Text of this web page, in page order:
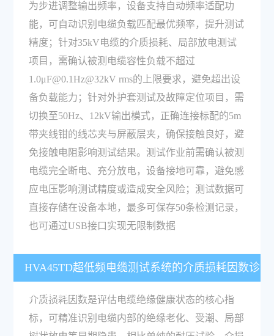
为步进调整输出频率，设备支持自动频率适配功
能，可自动识别电缆负载匹配最优频率，提升测试
精度；针对35kV电缆的介质损耗、局部放电测试
项目，需确认被测电缆容性负载不超过
1.0μF@0.1Hz@32kV rms的上限要求，避免超出设
备负载能力；针对外护套测试及故障定位项目，需
切换至50Hz、12kV输出模式，正确连接标配的5m
带夹线钳的线芯夹与屏蔽层夹，确保接触良好，避
免接触电阻影响测试结果。测试作业前需确认被测
电缆完全断电、充分放电，设备接地可靠，避免感
应电压影响测试精度或造成安全风险；测试数据可
直接存储在设备本地，最多可保存50条检测记录，
也可通过USB接口实现无限制数据
HVA45TD超低频电缆测试系统的介质损耗因数诊
断功能有什么作用？
介质损耗因数是评估电缆绝缘健康状态的核心指
标，可精准识别电缆内部的绝缘老化、受潮、局部